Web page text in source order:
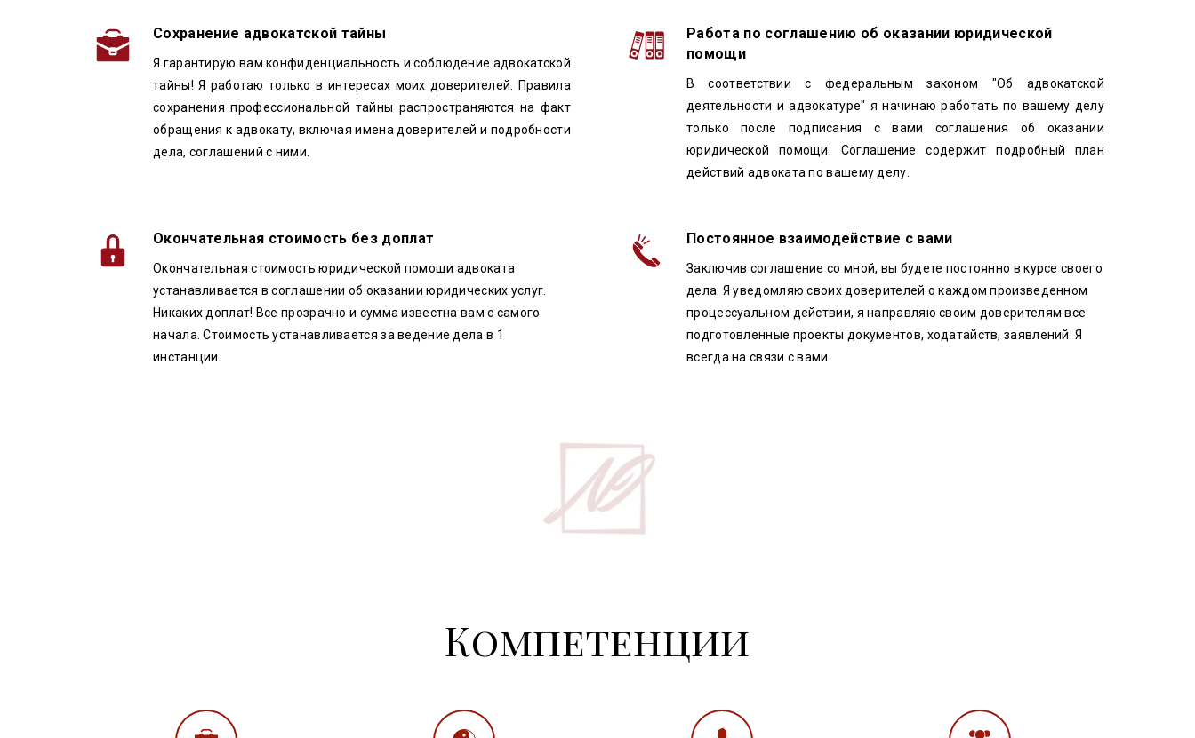
Сохранение адвокатской тайны
Я гарантирую вам конфиденциальность и соблюдение адвокатской
тайны! Я работаю только в интересах моих доверителей. Правила
сохранения профессиональной тайны распространяются на факт
обращения к адвокату, включая имена доверителей и подробности
дела, соглашений с ними.
Работа по соглашению об оказании юридической
помощи
В соответствии с федеральным законом "Об адвокатской
деятельности и адвокатуре" я начинаю работать по вашему делу
только после подписания с вами соглашения об оказании
юридической помощи. Соглашение содержит подробный план
действий адвоката по вашему делу.
Окончательная стоимость без доплат
Окончательная стоимость юридической помощи адвоката
устанавливается в соглашении об оказании юридических услуг.
Никаких доплат! Все прозрачно и сумма известна вам с самого
начала. Стоимость устанавливается за ведение дела в 1
инстанции.
Постоянное взаимодействие с вами
Заключив соглашение со мной, вы будете постоянно в курсе своего
дела. Я уведомляю своих доверителей о каждом произведенном
процессуальном действии, я направляю своим доверителям все
подготовленные проекты документов, ходатайств, заявлений. Я
всегда на связи с вами.
Компетенции